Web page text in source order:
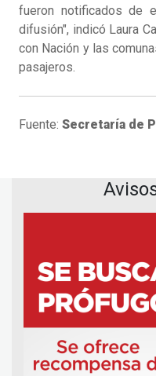
fueron notificados de
difusión", indicó Laura
con Nación y las
pasajeros.
Fuente: Secretaría de